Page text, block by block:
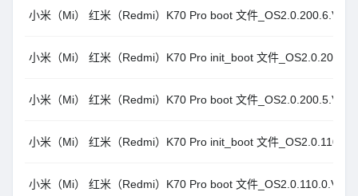
小米（Mi） 红米（Redmi）K70 Pro boot 文件
小米（Mi） 红米（Redmi）K70 Pro init_boot 文件
小米（Mi） 红米（Redmi）K70 Pro boot 文件
小米（Mi） 红米（Redmi）K70 Pro init_boot 文件
小米（Mi） 红米（Redmi）K70 Pro boot 文件